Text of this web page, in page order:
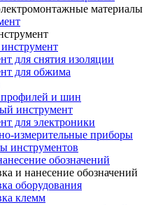
материалы
для снятия изоляции
для обжима
профилей и шин
инструмент
для электроники
измерительные приборы
инструментов
обозначений
и нанесение обозначений
оборудования
клемм